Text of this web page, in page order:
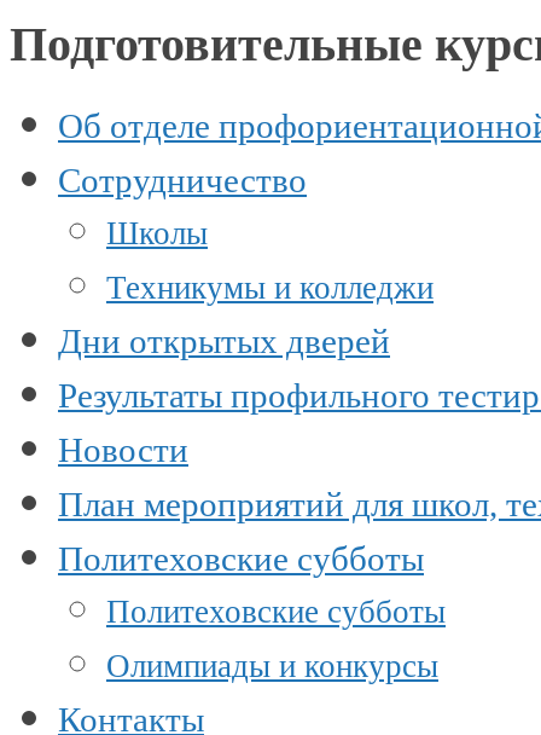
Подготовительные
Об отделе
Сотрудничество
Школы
Техникумы и колледжи
Дни открытых дверей
Результаты профильного
Новости
План мероприятий для школ,
Политеховские субботы
Политеховские субботы
Олимпиады и конкурсы
Контакты